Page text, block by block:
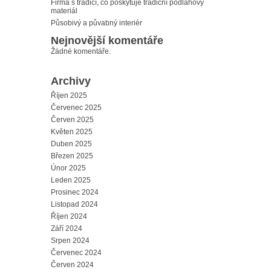
Firma s tradicí, co poskytuje tradiční podlahový
materiál
Působivý a půvabný interiér
Nejnovější komentáře
Žádné komentáře.
Archivy
Říjen 2025
Červenec 2025
Červen 2025
Květen 2025
Duben 2025
Březen 2025
Únor 2025
Leden 2025
Prosinec 2024
Listopad 2024
Říjen 2024
Září 2024
Srpen 2024
Červenec 2024
Červen 2024